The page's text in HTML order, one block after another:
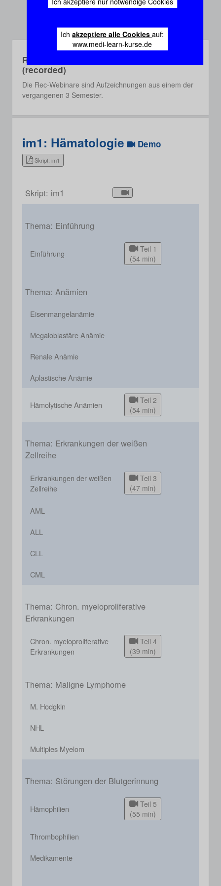
Ichakzeptiere alle Cookiesauf:
www.medi-learn-kurse.de
Rec-Webinare
(recorded)
Die Rec-Webinare sind Aufzeichnungen aus einem der
vergangenen 3 Semester.
im1: Hämatologie Demo
Skript: im1
Skript: im1
Thema: Einführung
Einführung
Teil 1
(54 min)
Thema: Anämien
Eisenmangelanämie
Megaloblastäre Anämie
Renale Anämie
Aplastische Anämie
Hämolytische Anämien
Teil 2
(54 min)
Thema: Erkrankungen der weißen
Zellreihe
Erkrankungen der weißen
Zellreihe
Teil 3
(47 min)
AML
ALL
CLL
CML
Thema: Chron. myeloproliferative
Erkrankungen
Chron. myeloproliferative
Erkrankungen
Teil 4
(39 min)
Thema: Maligne Lymphome
M. Hodgkin
NHL
Multiples Myelom
Thema: Störungen der Blutgerinnung
Hämophilien
Teil 5
(55 min)
Thrombophilien
Medikamente